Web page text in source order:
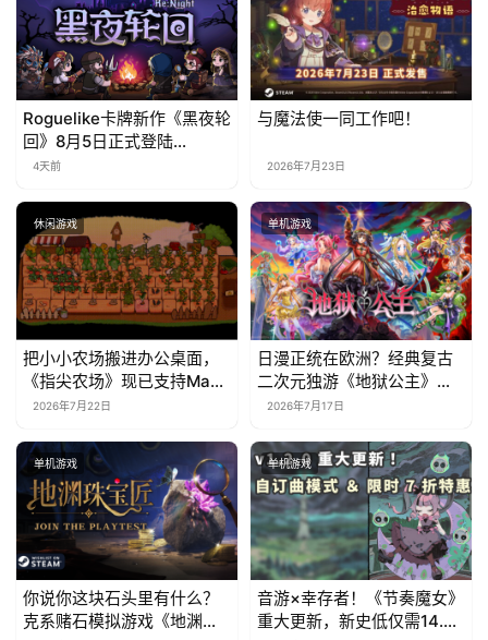
中
文
(
中
国
Roguelike卡牌新作《黑夜轮
回》8月5日正式登陆
Steam，首发9折优惠开启
4天前
与魔法使一同工作吧！
2026年7月23日
休闲游戏
把小小农场搬进办公桌面，
《指尖农场》现已支持Mac
系统！
2026年7月22日
单机游戏
日漫正统在欧洲？经典复古
二次元独游《地狱公主》现
已EA上线
2026年7月17日
单机游戏
你说你这块石头里有什么？
克系赌石模拟游戏《地渊珠
单机游戏
音游×幸存者！《节奏魔女》
重大更新，新史低仅需14.7